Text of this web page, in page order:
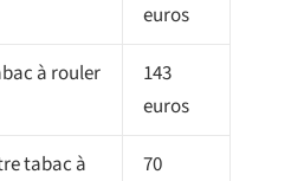
euros
à rouler
143
euros
tabac à
70